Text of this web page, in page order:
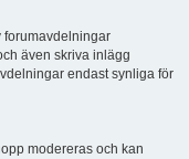
forumavdelningar
även skriva inlägg
endast synliga för
modereras och kan